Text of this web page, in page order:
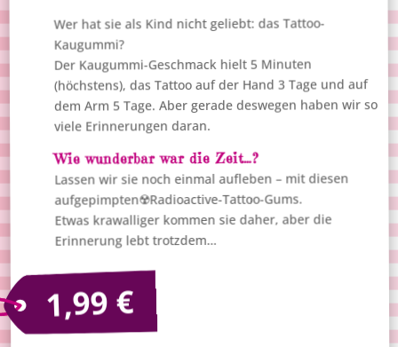
Wer hat sie als Kind nicht geliebt: das Tattoo-
Kaugummi?
Der Kaugummi-Geschmack hielt 5 Minuten
(höchstens), das Tattoo auf der Hand 3 Tage und auf
dem Arm 5 Tage. Aber gerade deswegen haben wir so
viele Erinnerungen daran.
Wie wunderbar war die Zeit…?
Lassen wir sie noch einmal aufleben – mit diesen
aufgepimpten☢️Radioactive-Tattoo-Gums.
Etwas krawalliger kommen sie daher, aber die
Erinnerung lebt trotzdem…
1,99€